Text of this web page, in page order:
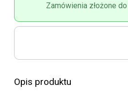
Zamówienia złożone
Opis produktu